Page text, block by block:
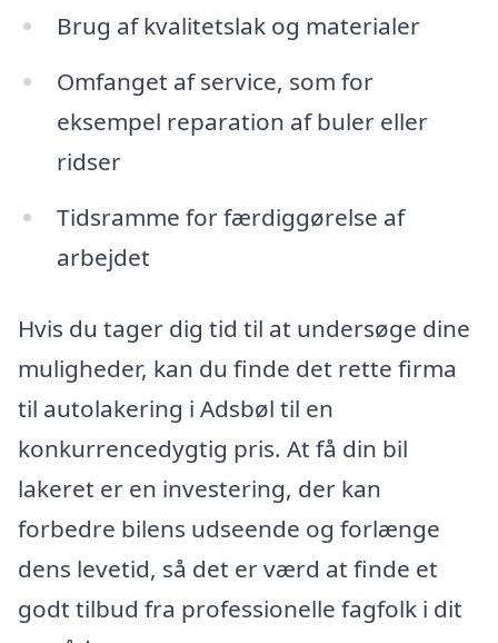
Brug af kvalitetslak og materialer
Omfanget af service, som for
eksempel reparation af buler eller
ridser
Tidsramme for færdiggørelse af
arbejdet
Hvis du tager dig tid til at undersøge dine
muligheder, kan du finde det rette firma
til autolakering i Adsbøl til en
konkurrencedygtig pris. At få din bil
lakeret er en investering, der kan
forbedre bilens udseende og forlænge
dens levetid, så det er værd at finde et
godt tilbud fra professionelle fagfolk i dit